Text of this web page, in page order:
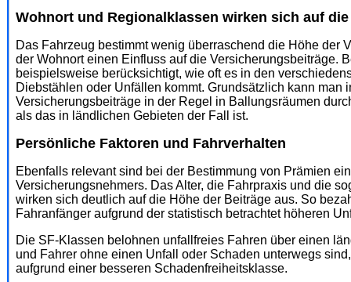
Wohnort und Regionalklassen wirken sich auf
Das Fahrzeug bestimmt wenig überraschend die Höhe der
der Wohnort einen Einfluss auf die Versicherungsbeiträge.
beispielsweise berücksichtigt, wie oft es in den
Diebstählen oder Unfällen kommt. Grundsätzlich kann
Versicherungsbeiträge in der Regel in Ballungsräumen
als das in ländlichen Gebieten der Fall ist.
Persönliche Faktoren und Fahrverhalten
Ebenfalls relevant sind bei der Bestimmung von Prämien
Versicherungsnehmers. Das Alter, die Fahrpraxis und die
wirken sich deutlich auf die Höhe der Beiträge aus. So
Fahranfänger aufgrund der statistisch betrachtet höheren
Die SF-Klassen belohnen unfallfreies Fahren über einen
und Fahrer ohne einen Unfall oder Schaden unterwegs
aufgrund einer besseren Schadenfreiheitsklasse.